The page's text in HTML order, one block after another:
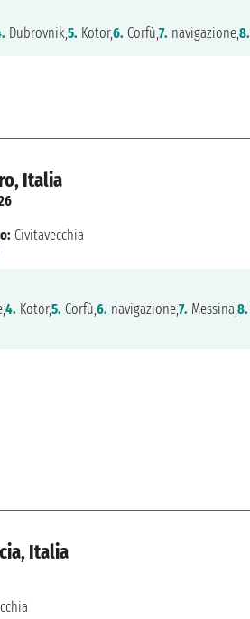
Dubrovnik,5. Kotor,6. Corfù,7. navigazione,8.
Italia
Civitavecchia
4. Kotor,5. Corfù,6. navigazione,7. Messina,8.
Italia